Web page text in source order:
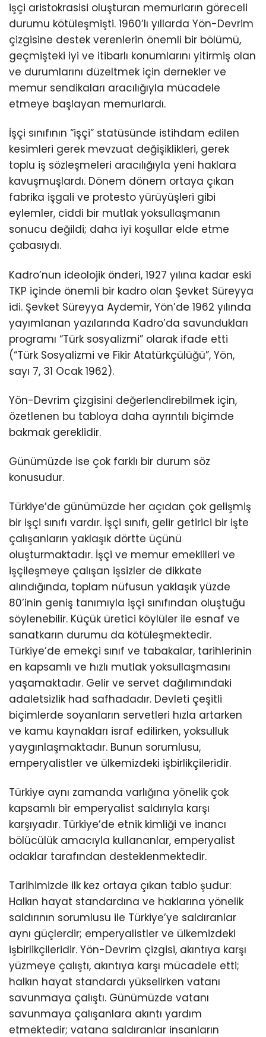
işçi aristokrasisi oluşturan memurların göreceli
durumu kötüleşmişti. 1960’lı yıllarda Yön-Devrim
çizgisine destek verenlerin önemli bir bölümü,
geçmişteki iyi ve itibarlı konumlarını yitirmiş olan
ve durumlarını düzeltmek için dernekler ve
memur sendikaları aracılığıyla mücadele
etmeye başlayan memurlardı.
İşçi sınıfının “işçi” statüsünde istihdam edilen
kesimleri gerek mevzuat değişiklikleri, gerek
toplu iş sözleşmeleri aracılığıyla yeni haklara
kavuşmuşlardı. Dönem dönem ortaya çıkan
fabrika işgali ve protesto yürüyüşleri gibi
eylemler, ciddi bir mutlak yoksullaşmanın
sonucu değildi; daha iyi koşullar elde etme
çabasıydı.
Kadro’nun ideolojik önderi, 1927 yılına kadar eski
TKP içinde önemli bir kadro olan Şevket Süreyya
idi. Şevket Süreyya Aydemir, Yön’de 1962 yılında
yayımlanan yazılarında Kadro’da savundukları
programı “Türk sosyalizmi” olarak ifade etti
(“Türk Sosyalizmi ve Fikir Atatürkçülüğü”, Yön,
sayı 7, 31 Ocak 1962).
Yön-Devrim çizgisini değerlendirebilmek için,
özetlenen bu tabloya daha ayrıntılı biçimde
bakmak gereklidir.
Günümüzde ise çok farklı bir durum söz
konusudur.
Türkiye’de günümüzde her açıdan çok gelişmiş
bir işçi sınıfı vardır. İşçi sınıfı, gelir getirici bir işte
çalışanların yaklaşık dörtte üçünü
oluşturmaktadır. İşçi ve memur emeklileri ve
işçileşmeye çalışan işsizler de dikkate
alındığında, toplam nüfusun yaklaşık yüzde
80’inin geniş tanımıyla işçi sınıfından oluştuğu
söylenebilir. Küçük üretici köylüler ile esnaf ve
sanatkarın durumu da kötüleşmektedir.
Türkiye’de emekçi sınıf ve tabakalar, tarihlerinin
en kapsamlı ve hızlı mutlak yoksullaşmasını
yaşamaktadır. Gelir ve servet dağılımındaki
adaletsizlik had safhadadır. Devleti çeşitli
biçimlerde soyanların servetleri hızla artarken
ve kamu kaynakları israf edilirken, yoksulluk
yaygınlaşmaktadır. Bunun sorumlusu,
emperyalistler ve ülkemizdeki işbirlikçileridir.
Türkiye aynı zamanda varlığına yönelik çok
kapsamlı bir emperyalist saldırıyla karşı
karşıyadır. Türkiye’de etnik kimliği ve inancı
bölücülük amacıyla kullananlar, emperyalist
odaklar tarafından desteklenmektedir.
Tarihimizde ilk kez ortaya çıkan tablo şudur:
Halkın hayat standardına ve haklarına yönelik
saldırının sorumlusu ile Türkiye’ye saldıranlar
aynı güçlerdir; emperyalistler ve ülkemizdeki
işbirlikçileridir. Yön-Devrim çizgisi, akıntıya karşı
yüzmeye çalıştı, akıntıya karşı mücadele etti;
halkın hayat standardı yükselirken vatanı
savunmaya çalıştı. Günümüzde vatanı
savunmaya çalışanlara akıntı yardım
etmektedir; vatana saldıranlar insanların